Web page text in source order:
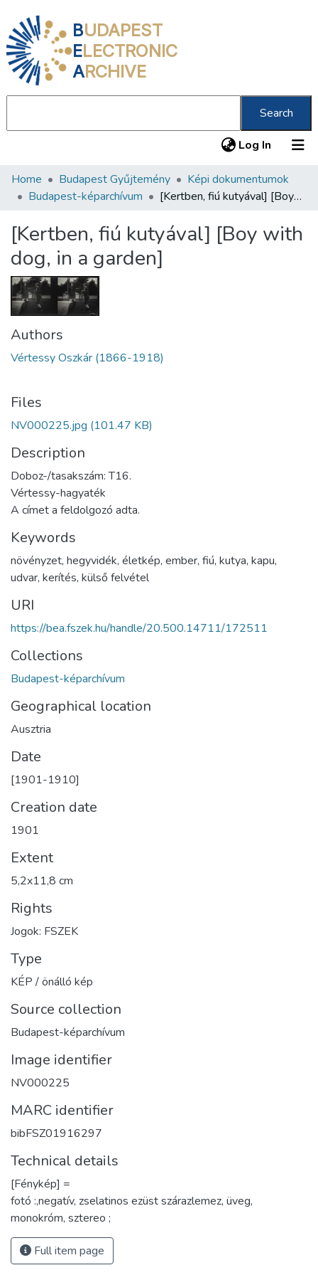
BUDAPEST
ELECTRONIC
ARCHIVE
Search
Log In (current)
Communities & Collections
Statistics
About us
Home Budapest Gyűjtemény
Képi dokumentumok
Budapest-képarchívum
[Kertben, fiú kutyával] [Boy with dog, in a garden]
[Kertben, fiú kutyával] [Boy with
dog, in a garden]
Authors
Vértessy Oszkár (1866-1918)
Files
NV000225.jpg (101.47 KB)
Description
Doboz-/tasakszám: T16.
Vértessy-hagyaték
A címet a feldolgozó adta.
Keywords
növényzet, hegyvidék, életkép, ember, fiú, kutya, kapu,
udvar, kerítés, külső felvétel
URI
https://bea.fszek.hu/handle/20.500.14711/172511
Collections
Budapest-képarchívum
Geographical location
Ausztria
Date
[1901-1910]
Creation date
1901
Extent
5,2x11,8 cm
Rights
Jogok: FSZEK
Type
KÉP / önálló kép
Source collection
Budapest-képarchívum
Image identifier
NV000225
MARC identifier
bibFSZ01916297
Technical details
[Fénykép] =
fotó :,negatív, zselatinos ezüst szárazlemez, üveg,
monokróm, sztereo ;
Full item page